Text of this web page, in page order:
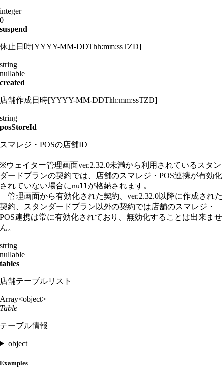
integer
0
suspend
休止日時[YYYY-MM-DDThh:mm:ssTZD]
string
nullable
created
店舗作成日時[YYYY-MM-DDThh:mm:ssTZD]
string
posStoreId
スマレジ・POSの店舗ID
※ウェイター管理画面ver.2.32.0未満から利用されているスタン
ダードプランの契約では、店舗のスマレジ・POS連携が有効化
されていない場合に null が格納されます。
管理画面から有効化された契約、ver.2.32.0以降に作成された
契約、スタンダードプラン以外の契約では店舗のスマレジ・
POS連携は常に有効化されており、無効化することは出来ませ
ん。
string
nullable
tables
店舗テーブルリスト
Array<object>
Table
テーブル情報
object
Examples